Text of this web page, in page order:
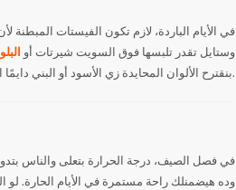
في الأيام الباردة، لازم تكون الفيستات
وستايل تقدر تلبسها فوق السويت شيرتات أو
بنقترح الألوان المحايدة زي الأسود أو البني دايمًا اختيار مثالي وسهل تنسقه مع أي ملابس.
في فصل الصيف، درجة الحرارة بتعلى والناس
وده هيضمنلك راحة مستمرة في الأيام الحارة. لو